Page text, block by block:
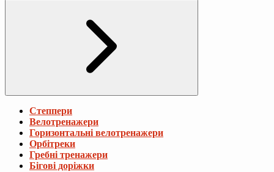
Степпери
Велотренажери
Горизонтальні велотренажери
Орбітреки
Гребні тренажери
Бігові доріжки